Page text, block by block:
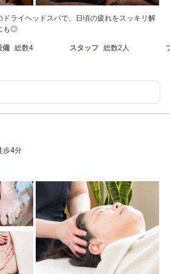
ドライヘッドスパで、日頃の疲れをスッキリ解
も◎
備 総数4 スタッフ 総数2人
歩4分